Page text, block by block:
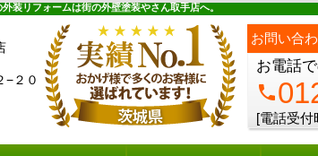
装リフォームは街の外壁塗装やさん取手店へ。
−２０
お問い合
お電話
phone
[電話受付
料金プラン 無料点検